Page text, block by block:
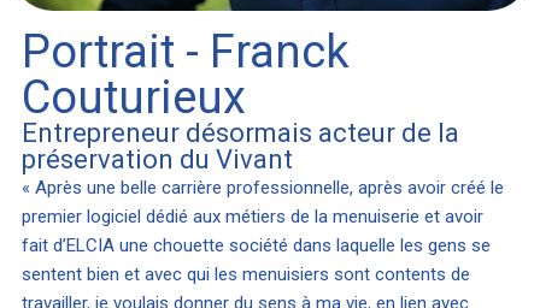
Portrait - Franck
Couturieux
Entrepreneur désormais acteur de la
préservation du Vivant
« Après une belle carrière professionnelle, après avoir créé le
premier logiciel dédié aux métiers de la menuiserie et avoir
fait d’ELCIA une chouette société dans laquelle les gens se
sentent bien et avec qui les menuisiers sont contents de
travailler, je voulais donner du sens à ma vie, en lien avec